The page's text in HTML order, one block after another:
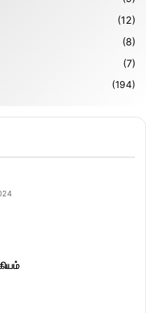
(12)
(8)
(7)
(194)